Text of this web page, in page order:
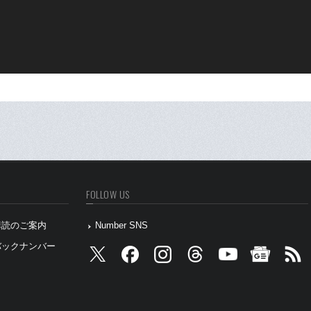
のご案内
クナンバー
FOLLOW US
Number SNS